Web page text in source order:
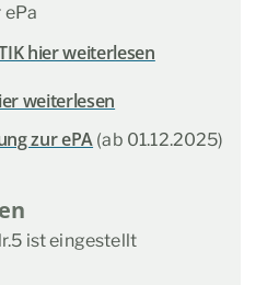
hier weiterlesen
weiterlesen
zur ePA (ab 01.12.2025)
ist eingestellt